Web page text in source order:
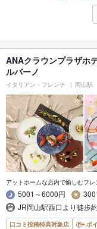
ANAクラウンプラザホ
ルバーノ
イタリアン・フレンチ 岡山駅
アットホームな店内で愉しむフレ
5001～6000円
JR岡山駅西口より徒歩
口コミ投稿特典対象店 ポ